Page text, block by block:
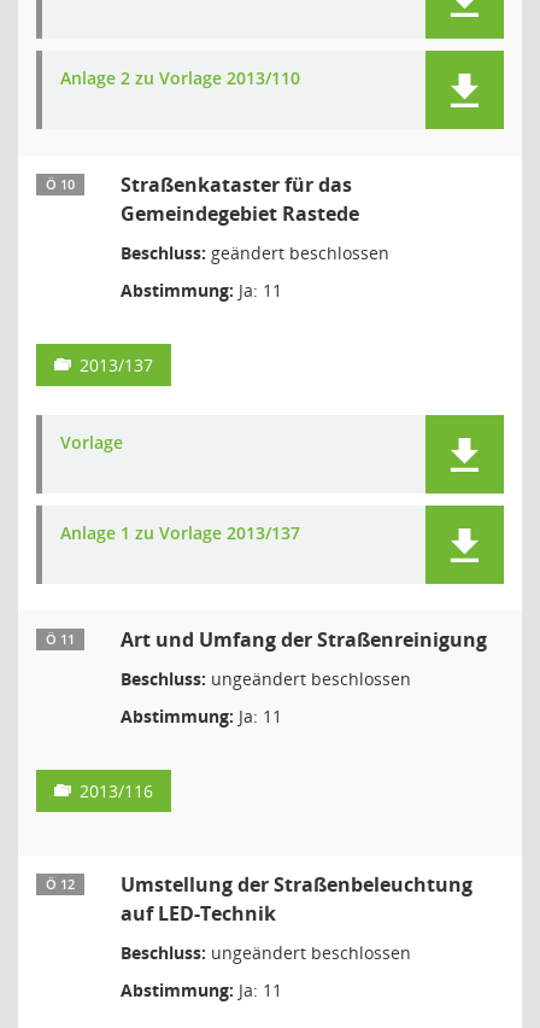
Anlage 2 zu Vorlage 2013/110
Ö 10
Straßenkataster für das
Gemeindegebiet Rastede
Beschluss: geändert beschlossen
Abstimmung: Ja: 11
2013/137
Vorlage
Anlage 1 zu Vorlage 2013/137
Ö 11 Art und Umfang der Straßenreinigung
Beschluss: ungeändert beschlossen
Abstimmung: Ja: 11
2013/116
Ö 12
Umstellung der Straßenbeleuchtung
auf LED-Technik
Beschluss: ungeändert beschlossen
Abstimmung: Ja: 11